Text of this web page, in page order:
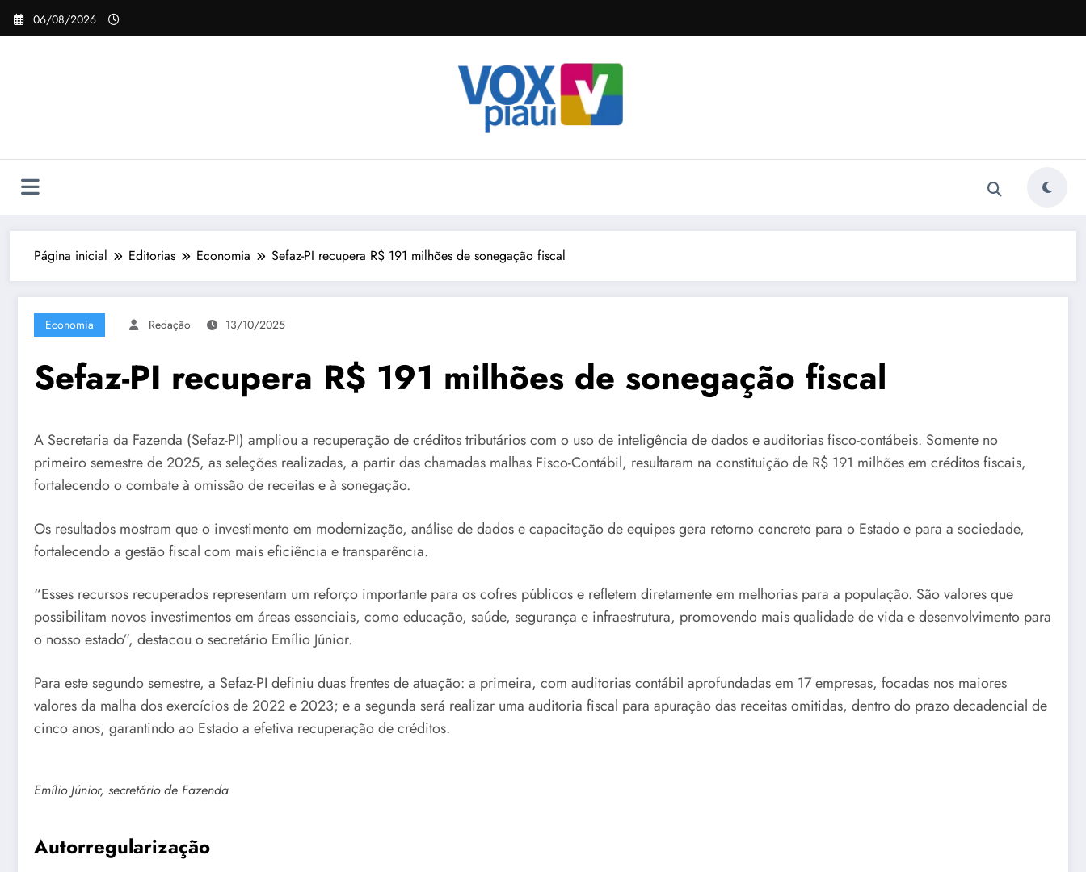
Pular
para
06/08/2026
Página inicial Editorias Economia Sefaz-PI recupera R$ 191 milhões de sonegação fiscal
Economia Redação 13/10/2025
Sefaz-PI recupera R$ 191 milhões de sonegação fiscal
A Secretaria da Fazenda (Sefaz-PI) ampliou a recuperação de créditos tributários com o uso de inteligência de dados e auditorias fisco-contábeis. Somente no
primeiro semestre de 2025, as seleções realizadas, a partir das chamadas malhas Fisco-Contábil, resultaram na constituição de R$ 191 milhões em créditos fiscais,
fortalecendo o combate à omissão de receitas e à sonegação.
Os resultados mostram que o investimento em modernização, análise de dados e capacitação de equipes gera retorno concreto para o Estado e para a sociedade,
fortalecendo a gestão fiscal com mais eficiência e transparência.
“Esses recursos recuperados representam um reforço importante para os cofres públicos e refletem diretamente em melhorias para a população. São valores que
possibilitam novos investimentos em áreas essenciais, como educação, saúde, segurança e infraestrutura, promovendo mais qualidade de vida e desenvolvimento para
o nosso estado”, destacou o secretário Emílio Júnior.
Para este segundo semestre, a Sefaz-PI definiu duas frentes de atuação: a primeira, com auditorias contábil aprofundadas em 17 empresas, focadas nos maiores
valores da malha dos exercícios de 2022 e 2023; e a segunda será realizar uma auditoria fiscal para apuração das receitas omitidas, dentro do prazo decadencial de
cinco anos, garantindo ao Estado a efetiva recuperação de créditos.
Emílio Júnior, secretário de Fazenda
Autorregularização